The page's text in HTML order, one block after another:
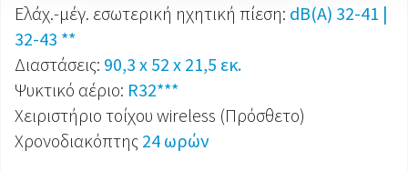
Ελάχ.-μέγ. εσωτερική ηχητική πίεση: dB(A) 32-41 |
32-43 **
Διαστάσεις: 90,3 x 52 x 21,5 εκ.
Ψυκτικό αέριο: R32***
Χειριστήριο τοίχου wireless (Πρόσθετο)
Χρονοδιακόπτης 24 ωρών